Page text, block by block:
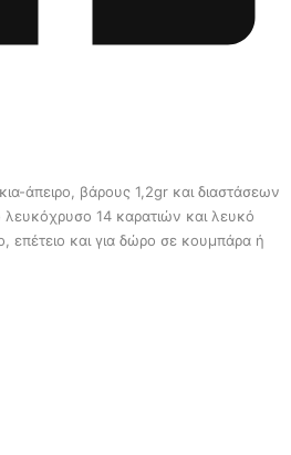
άπειρο, βάρους 1,2gr και διαστάσεων
14 καρατιών και λευκό
επέτειο και για δώρο σε κουμπάρα ή